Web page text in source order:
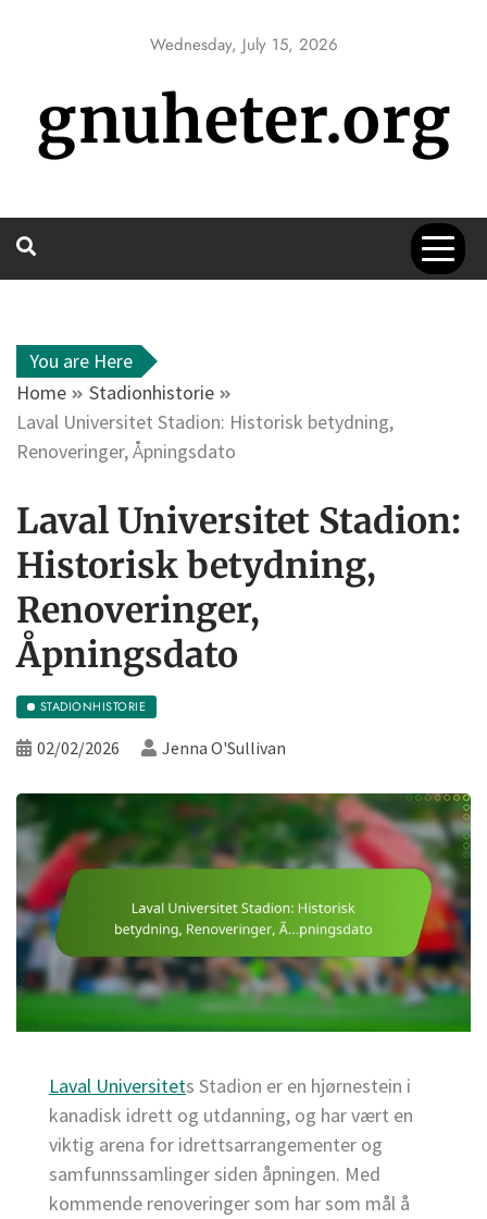
Wednesday, July 15, 2026
gnuheter.org
You are Here
Home
Stadionhistorie
Laval Universitet Stadion: Historisk betydning,
Renoveringer, Åpningsdato
Laval Universitet Stadion:
Historisk betydning,
Renoveringer,
Åpningsdato
STADIONHISTORIE
02/02/2026 Jenna O'Sullivan
Laval Universitets Stadion er en hjørnestein i
kanadisk idrett og utdanning, og har vært en
viktig arena for idrettsarrangementer og
samfunnssamlinger siden åpningen. Med
kommende renoveringer som har som mål å